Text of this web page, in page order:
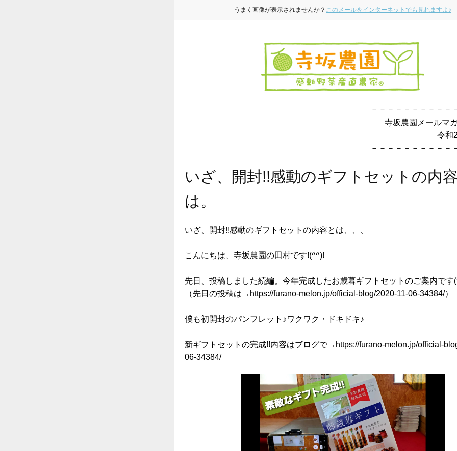
うまく画像が表示されませんか？ このメールをインターネットでも見れますよ♪
－－－－－－－－－－
寺坂農園メールマ
令和2年11
－－－－－－－－－－
いざ、開封!!感動のギフトセットの内
は。
いざ、開封!!感動のギフトセットの内容とは、、、
こんにちは、寺坂農園の田村です!(^^)!
先日、投稿しました続編。今年完成したお歳暮ギフトセットのご案内です
（先日の投稿は→https://furano-melon.jp/official-blog/2020-11-06-34384/）
僕も初開封のパンフレット♪ワクワク・ドキドキ♪
新ギフトセットの完成!!内容はブログで→https://furano-melon.jp/official-
06-34384/